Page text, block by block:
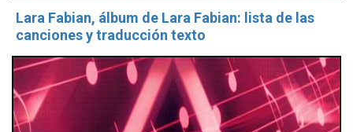
Lara Fabian, álbum de Lara Fabian: lista de las
canciones y traducción texto